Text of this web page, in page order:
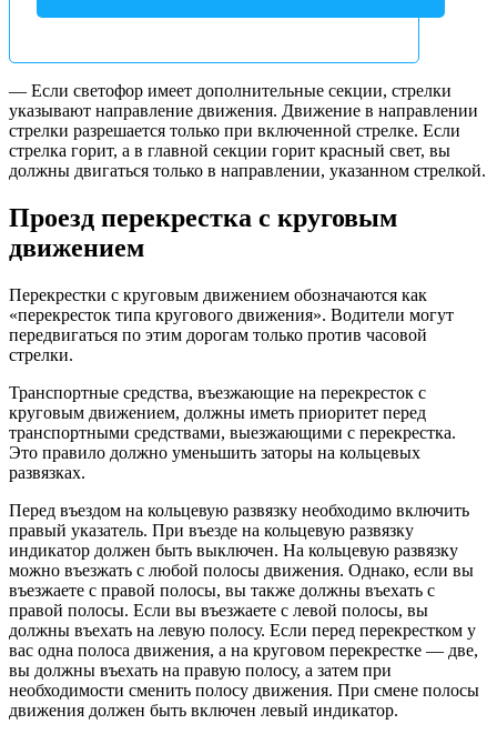
— Если светофор имеет дополнительные секции, стрелки
указывают направление движения. Движение в направлении
стрелки разрешается только при включенной стрелке. Если
стрелка горит, а в главной секции горит красный свет, вы
должны двигаться только в направлении, указанном стрелкой.
Проезд перекрестка с круговым
движением
Перекрестки с круговым движением обозначаются как
«перекресток типа кругового движения». Водители могут
передвигаться по этим дорогам только против часовой
стрелки.
Транспортные средства, въезжающие на перекресток с
круговым движением, должны иметь приоритет перед
транспортными средствами, выезжающими с перекрестка.
Это правило должно уменьшить заторы на кольцевых
развязках.
Перед въездом на кольцевую развязку необходимо включить
правый указатель. При въезде на кольцевую развязку
индикатор должен быть выключен. На кольцевую развязку
можно въезжать с любой полосы движения. Однако, если вы
въезжаете с правой полосы, вы также должны въехать с
правой полосы. Если вы въезжаете с левой полосы, вы
должны въехать на левую полосу. Если перед перекрестком у
вас одна полоса движения, а на круговом перекрестке — две,
вы должны въехать на правую полосу, а затем при
необходимости сменить полосу движения. При смене полосы
движения должен быть включен левый индикатор.